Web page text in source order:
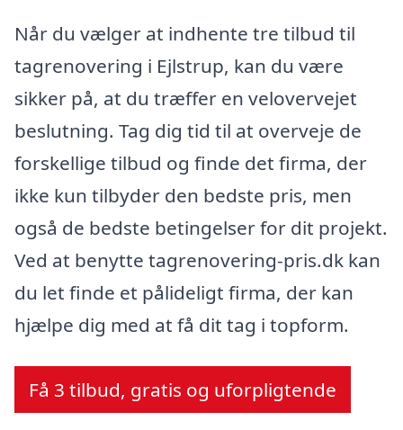
Når du vælger at indhente tre tilbud til
tagrenovering i Ejlstrup, kan du være
sikker på, at du træffer en velovervejet
beslutning. Tag dig tid til at overveje de
forskellige tilbud og finde det firma, der
ikke kun tilbyder den bedste pris, men
også de bedste betingelser for dit projekt.
Ved at benytte tagrenovering-pris.dk kan
du let finde et pålideligt firma, der kan
hjælpe dig med at få dit tag i topform.
Få 3 tilbud, gratis og uforpligtende